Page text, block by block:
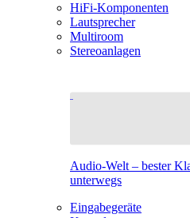
HiFi-Komponenten
Lautsprecher
Multiroom
Stereoanlagen
Audio-Welt – bester
unterwegs
Eingabegeräte